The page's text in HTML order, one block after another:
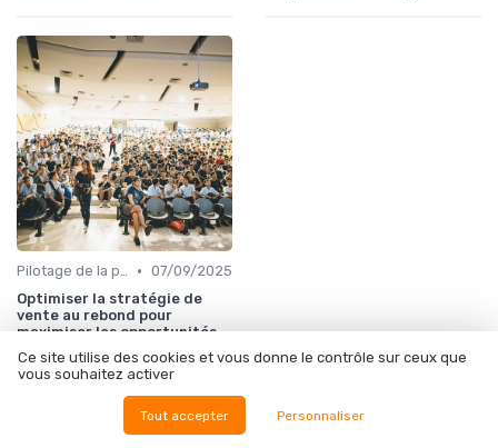
Pilotage de la performance commerciale • 07/09/2025
Optimiser la stratégie de
vente au rebond pour
maximiser les opportunités
À lire aussi
Ce site utilise des cookies et vous donne le contrôle sur ceux que
vous souhaitez activer
Tout accepter Personnaliser